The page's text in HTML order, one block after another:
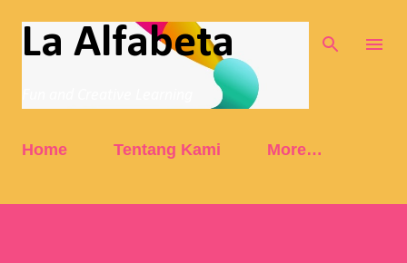
Skip to main content
La Alfabeta
Home Tentang Kami More…